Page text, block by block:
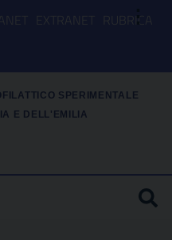
⋮
EXTRANET RUBRICA
SPERIMENTALE
E DELL'EMILIA